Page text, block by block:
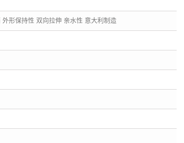
形保持性 双向拉伸 亲水性 意大利制造